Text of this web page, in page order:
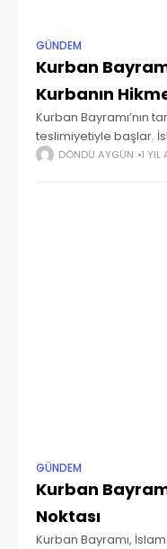
GÜNDEM
Kurban
Kurbanın
Kurban Bayramı’nın
teslimiyetiyle başlar.
bayramlarından biri
DÖNDÜ AYGÜN 1 YIL
GÜNDEM
Kurban
Noktası
Kurban Bayramı,